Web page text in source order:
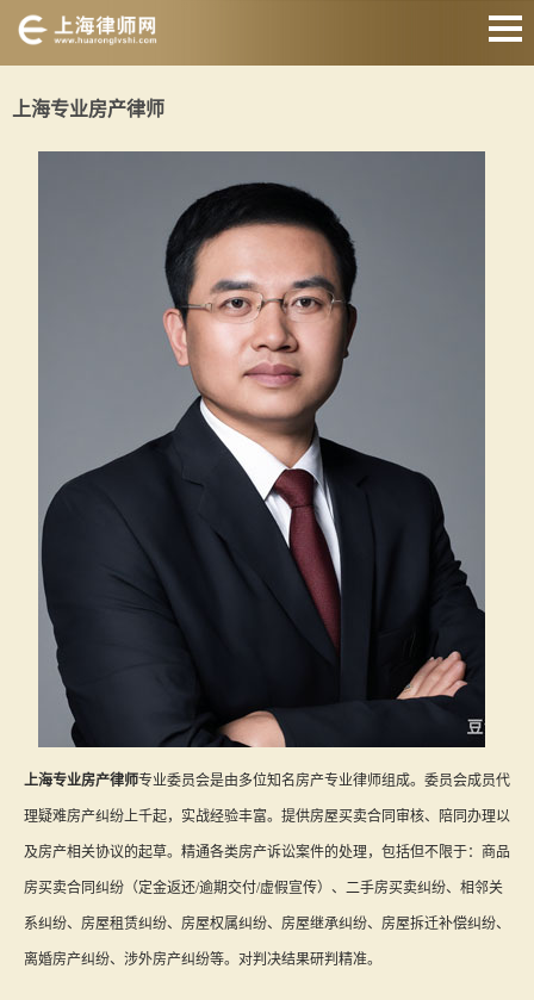
房产纠纷律师
合同纠纷律师
征地拆迁律师
交通事故律师
关于我们
上海专业房产律师
上海专业房产律师专业委员会是由多位知名房产专业律师组成。委员会成员代
理疑难房产纠纷上千起，实战经验丰富。提供房屋买卖合同审核、陪同办理以
及房产相关协议的起草。精通各类房产诉讼案件的处理，包括但不限于：商品
房买卖合同纠纷（定金返还/逾期交付/虚假宣传）、二手房买卖纠纷、相邻关
系纠纷、房屋租赁纠纷、房屋权属纠纷、房屋继承纠纷、房屋拆迁补偿纠纷、
离婚房产纠纷、涉外房产纠纷等。对判决结果研判精准。